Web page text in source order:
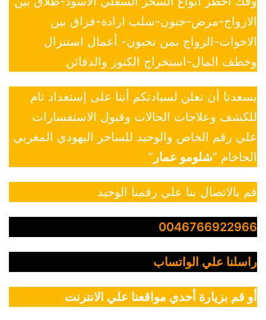
الازواج-مرض-جنون-سلب ارادة-فراق بين
الاخوات-الزواج بمن تحبون- أعمال استنزال
وخطف المال-استخراج الكنوز والدفائن
يسعدنا أن نعلن لسيادتكم أننا على إستعداد تام
للكشف وعلاجات الحالات وقبول الاستفسارات
علي رقم الخاص والوحيد للساحر اليهودي المغربي
الحاخام “شلومو عمار ”
قم بالاتصال بنا علي رقمنا الوحيد
0046766922966
راسلنا علي الواتساب
أو قم بزيارة أحدي مواقعنا علي الانترنت